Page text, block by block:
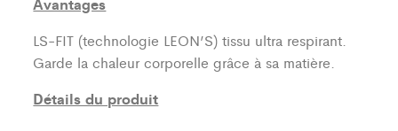
LS-FIT (technologie LEON’S)tissu ultra respirant.
Garde la chaleur corporelle grâce à sa matière.
Détails du produit